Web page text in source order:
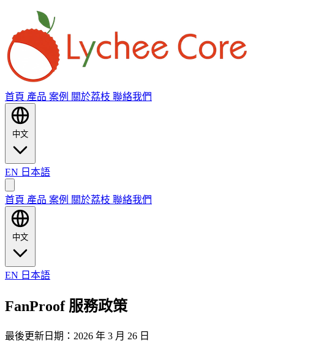
首頁 產品 案例 關於荔枝 聯絡我們
中文
EN 日本語
首頁 產品 案例 關於荔枝 聯絡我們
中文
EN 日本語
FanProof 服務政策
最後更新日期：2026 年 3 月 26 日